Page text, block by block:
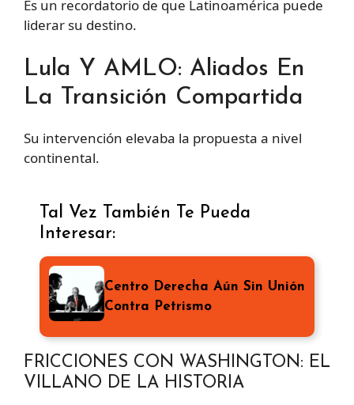
Es un recordatorio de que Latinoamérica puede
liderar su destino.
Lula Y AMLO: Aliados En
La Transición Compartida
Su intervención elevaba la propuesta a nivel
continental.
Tal Vez También Te Pueda
Interesar:
Centro Derecha Aún Sin Unión
Contra Petrismo
FRICCIONES CON WASHINGTON: EL
VILLANO DE LA HISTORIA